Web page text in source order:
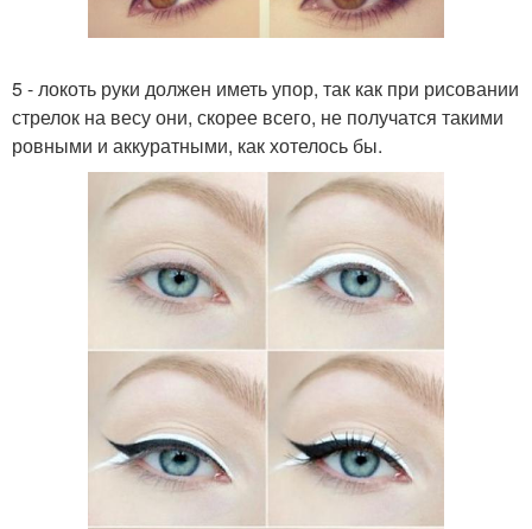
5 - локоть руки должен иметь упор, так как при рисовании
стрелок на весу они, скорее всего, не получатся такими
ровными и аккуратными, как хотелось бы.